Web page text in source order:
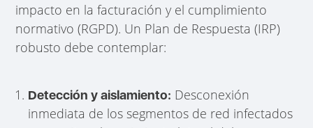
impacto en la facturación y el cumplimiento
normativo (RGPD). Un Plan de Respuesta (IRP)
robusto debe contemplar:
Detección y aislamiento: Desconexión
inmediata de los segmentos de red infectados